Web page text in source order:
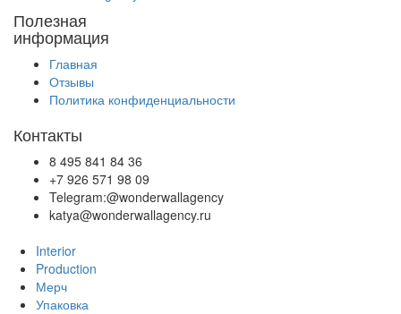
Полезная
информация
Главная
Отзывы
Политика конфиденциальности
Контакты
8 495 841 84 36
+7 926 571 98 09
Telegram:@wonderwallagency
katya@wonderwallagency.ru
Interior
Production
Мерч
Упаковка